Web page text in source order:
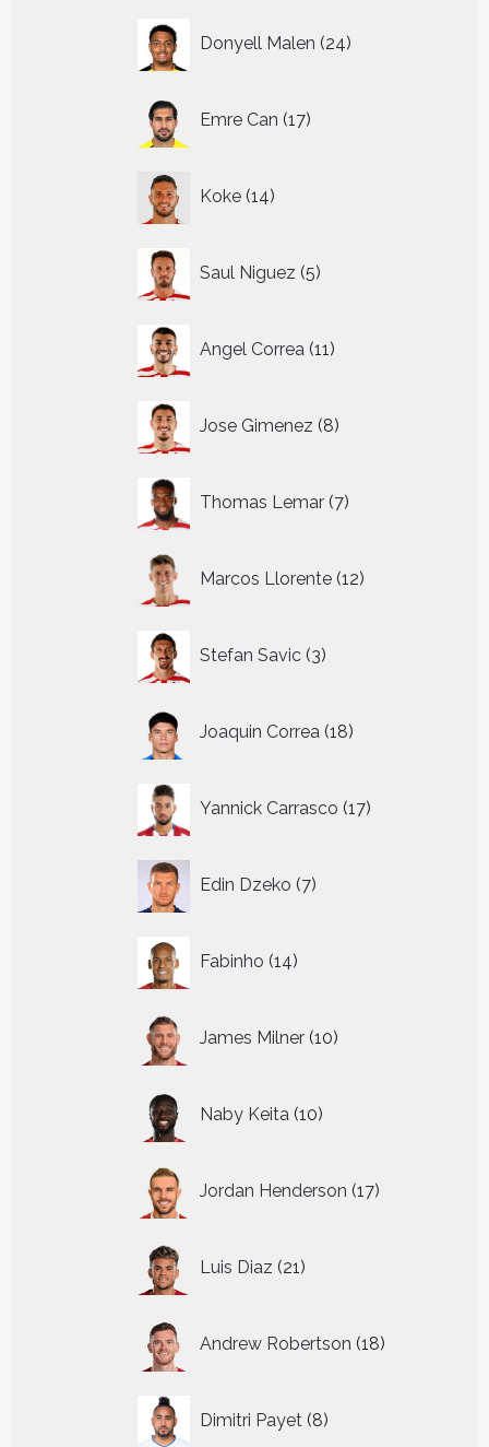
Donyell Malen 24
producten
Emre Can 17
producten
Koke 14
producten
Saul Niguez 5
producten
Angel Correa 11
producten
Jose Gimenez 8
producten
Thomas Lemar 7
producten
Marcos Llorente 12
producten
Stefan Savic 3
producten
Joaquin Correa 18
producten
Yannick Carrasco 17
producten
Edin Dzeko 7
producten
Fabinho 14
producten
James Milner 10
producten
Naby Keita 10
producten
Jordan Henderson 17
producten
Luis Diaz 21
producten
Andrew Robertson 18
producten
Dimitri Payet 8
producten